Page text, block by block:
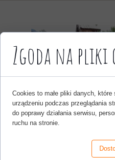
Biedronki w
Zgoda na pliki
Cookies to małe pliki danych, które
urządzeniu podczas przeglądania
do poprawy działania serwisu,
ruchu na stronie.